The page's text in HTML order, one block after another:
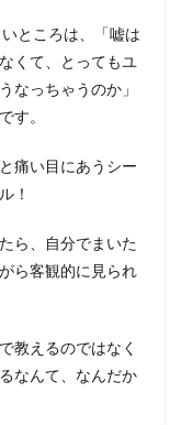
ところは、「嘘は
くて、とってもユ
なっちゃうのか」
す。
痛い目にあうシー
！
ら、自分でまいた
ら客観的に見られ
教えるのではなく
なんて、なんだか